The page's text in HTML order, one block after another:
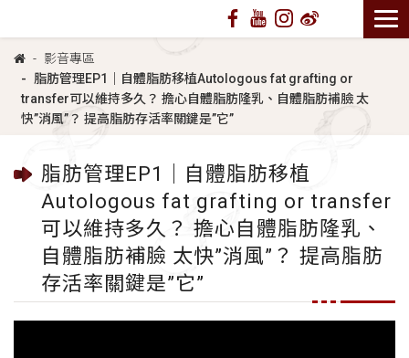
影音專區
脂肪管理EP1｜自體脂肪移植Autologous fat grafting or
transfer可以維持多久？ 擔心自體脂肪隆乳、自體脂肪補臉 太
快”消風”？ 提高脂肪存活率關鍵是”它”
脂肪管理EP1｜自體脂肪移植
Autologous fat grafting or transfer
可以維持多久？ 擔心自體脂肪隆乳、
自體脂肪補臉 太快”消風”？ 提高脂肪
存活率關鍵是”它”